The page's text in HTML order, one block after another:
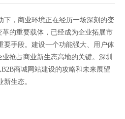
下，商业环境正在经历一场深刻的变
的重要载体，已经成为企业拓展市
要手段。建设一个功能强大、用户体
抢占商业新生态高地的关键。深圳
商城网站建设的攻略和未来展望
生态。